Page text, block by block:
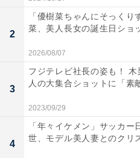
2
「優樹菜ちゃんにそっくり
菜、美人長女の誕生日ショ
2026/08/07
3
フジテレビ社長の姿も！
人の大集合ショットに「素
2023/09/29
4
「年々イケメン」サッカー
世、モデル美人妻とのクリ